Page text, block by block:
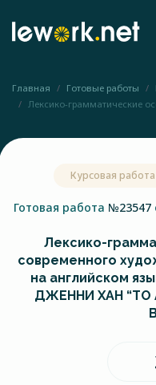
Главная Готовые работы
Лексико-грамматические
Курсовая работа
Готовая работа №23547
Лексико-
современного
на английском
ДЖЕННИ ХАН “TO